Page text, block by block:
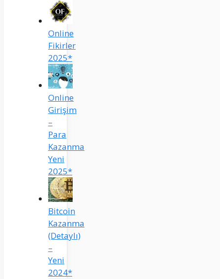
Online
Fikirler
2025*
Online
Girişim
–
Para
Kazanma
Yeni
2025*
Bitcoin
Kazanma
(Detaylı)
–
Yeni
2024*